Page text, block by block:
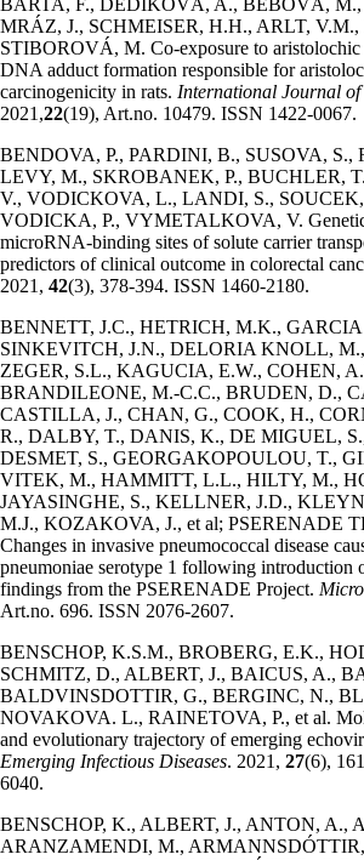
MRÁZ, J., SCHMEISER, H.H., ARLT, V.M.,
STIBOROVÁ, M. Co-exposure to aristolochic
DNA adduct formation responsible for
carcinogenicity in rats. International Journal
2021,22(19), Art.no. 10479. ISSN 1422-0067.
BENDOVA, P., PARDINI, B., SUSOVA, S.,
LEVY, M., SKROBANEK, P., BUCHLER,
V., VODICKOVA, L., LANDI, S.,
VODICKA, P., VYMETALKOVA, V.
microRNA-binding sites of solute carrier
predictors of clinical outcome in colorectal
2021, 42(3), 378-394. ISSN 1460-2180.
BENNETT, J.C., HETRICH, M.K.,
SINKEVITCH, J.N., DELORIA KNOLL,
ZEGER, S.L., KAGUCIA, E.W., COHEN,
BRANDILEONE, M.-C.C., BRUDEN, D.,
CASTILLA, J., CHAN, G., COOK, H.,
R., DALBY, T., DANIS, K., DE MIGUEL,
DESMET, S., GEORGAKOPOULOU, T.,
VITEK, M., HAMMITT, L.L., HILTY, M.,
JAYASINGHE, S., KELLNER, J.D.,
M.J., KOZAKOVA, J., et al; PSERENADE
Changes in invasive pneumococcal disease
pneumoniae serotype 1 following introduction
findings from the PSERENADE Project.
Art.no. 696. ISSN 2076-2607.
BENSCHOP, K.S.M., BROBERG, E.K.,
SCHMITZ, D., ALBERT, J., BAICUS, A.,
BALDVINSDOTTIR, G., BERGINC, N.,
NOVAKOVA. L., RAINETOVA, P., et al.
and evolutionary trajectory of emerging
Emerging Infectious Diseases. 2021, 27(6),
6040.
BENSCHOP, K., ALBERT, J., ANTON, A.,
ARANZAMENDI, M.,